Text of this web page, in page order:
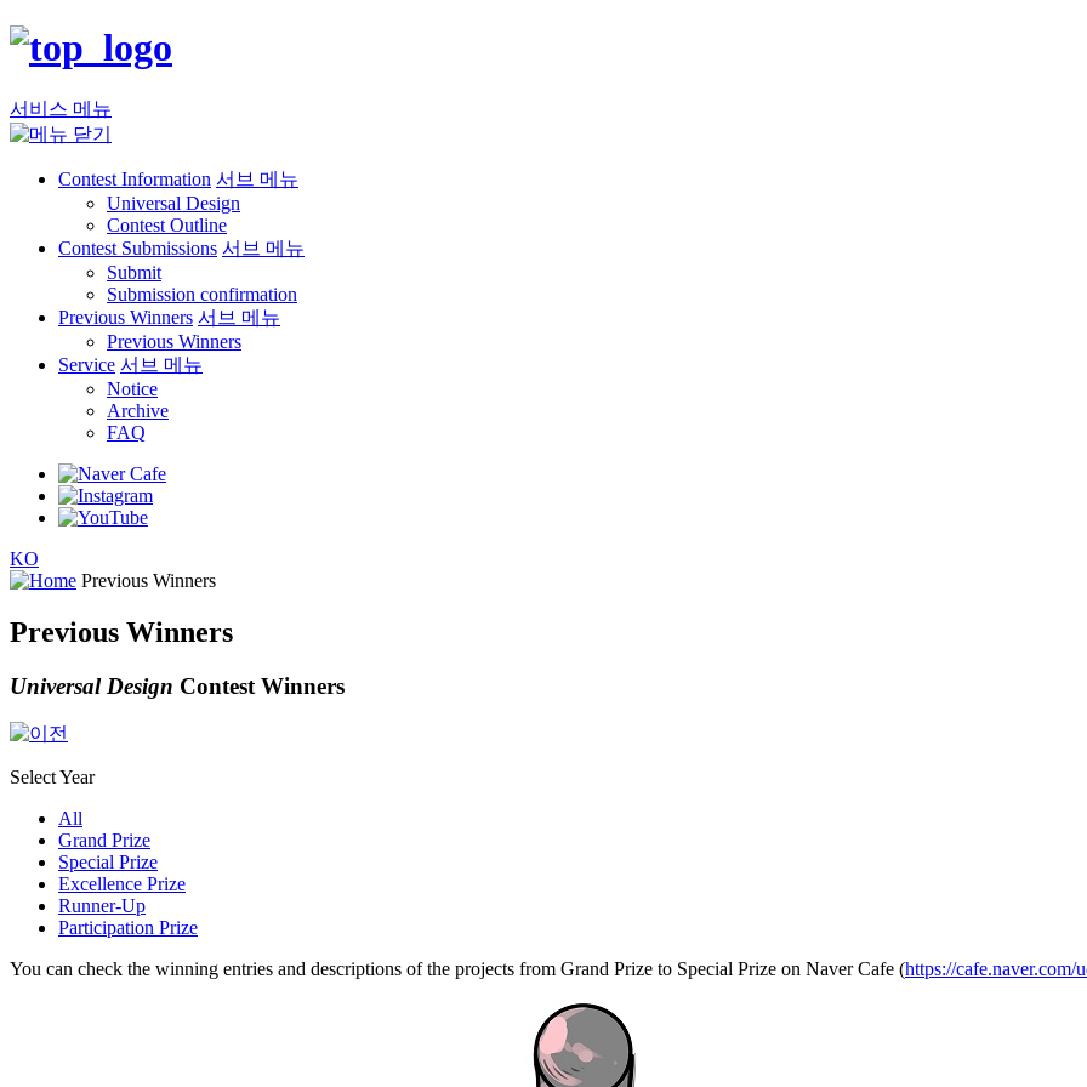
서비스 메뉴
Contest Information 서브 메뉴
Universal Design
Contest Outline
Contest Submissions 서브 메뉴
Submit
Submission confirmation
Previous Winners 서브 메뉴
Previous Winners
Service 서브 메뉴
Notice
Archive
FAQ
KO
Previous Winners
Previous Winners
Universal Design Contest Winners
Select Year
All
Grand Prize
Special Prize
Excellence Prize
Runner-Up
Participation Prize
You can check the winning entries and descriptions of the projects from Grand Prize to Special Prize on Naver Cafe (https://cafe.naver.com/